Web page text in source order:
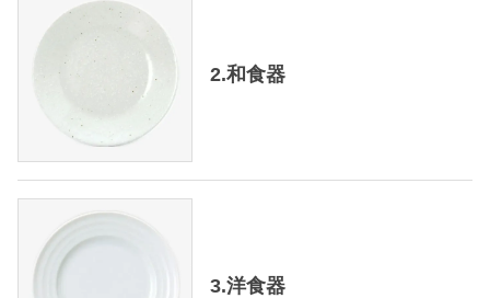
2.和食器
3.洋食器